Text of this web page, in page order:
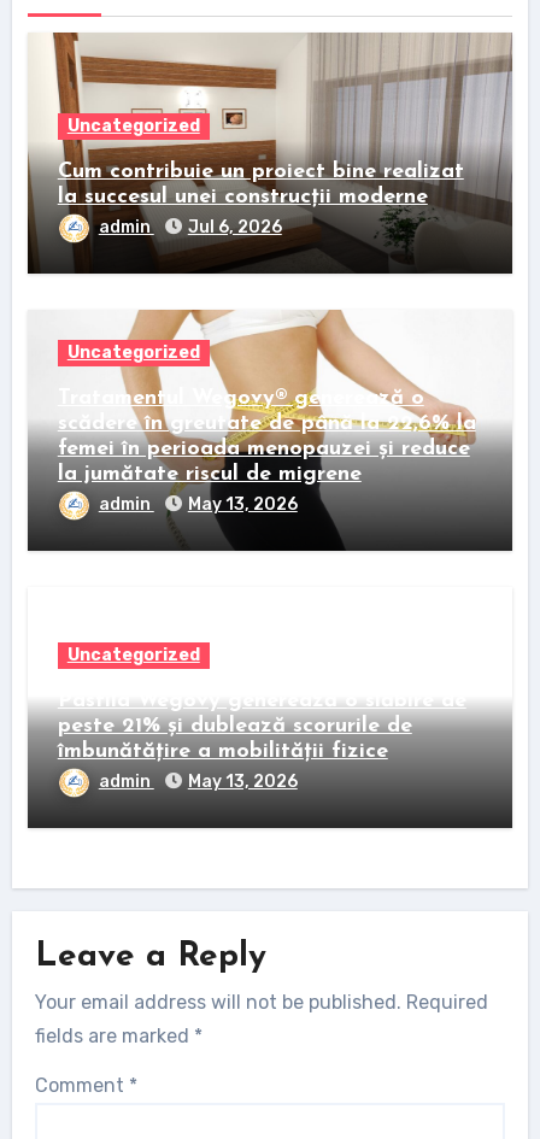
Uncategorized
Cum contribuie un proiect bine realizat
la succesul unei construcții moderne
admin Jul 6, 2026
Uncategorized
Tratamentul Wegovy® generează o
scădere în greutate de până la 22,6% la
femei în perioada menopauzei și reduce
la jumătate riscul de migrene
admin May 13, 2026
Uncategorized
Pastila Wegovy generează o slăbire de
peste 21% și dublează scorurile de
îmbunătățire a mobilității fizice
admin May 13, 2026
Leave a Reply
Your email address will not be published. Required
fields are marked *
Comment *